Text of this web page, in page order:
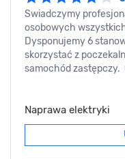
Swiadczymy
osobowych
Dysponujemy 6
skorzystać z
samochód zastępczy.
Naprawa elektryki